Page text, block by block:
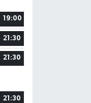
19:00
21:30
21:30
21:30